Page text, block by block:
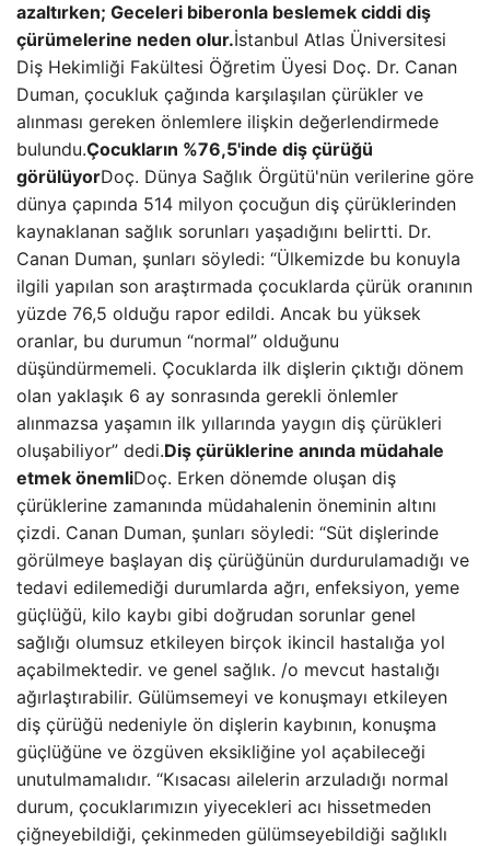
azaltırken; Geceleri biberonla beslemek ciddi diş
çürümelerine neden olur.İstanbul Atlas Üniversitesi
Diş Hekimliği Fakültesi Öğretim Üyesi Doç. Dr. Canan
Duman, çocukluk çağında karşılaşılan çürükler ve
alınması gereken önlemlere ilişkin değerlendirmede
bulundu.Çocukların %76,5'inde diş çürüğü
görülüyorDoç. Dünya Sağlık Örgütü'nün verilerine göre
dünya çapında 514 milyon çocuğun diş çürüklerinden
kaynaklanan sağlık sorunları yaşadığını belirtti. Dr.
Canan Duman, şunları söyledi: “Ülkemizde bu konuyla
ilgili yapılan son araştırmada çocuklarda çürük oranının
yüzde 76,5 olduğu rapor edildi. Ancak bu yüksek
oranlar, bu durumun “normal” olduğunu
düşündürmemeli. Çocuklarda ilk dişlerin çıktığı dönem
olan yaklaşık 6 ay sonrasında gerekli önlemler
alınmazsa yaşamın ilk yıllarında yaygın diş çürükleri
oluşabiliyor” dedi.Diş çürüklerine anında müdahale
etmek önemliDoç. Erken dönemde oluşan diş
çürüklerine zamanında müdahalenin öneminin altını
çizdi. Canan Duman, şunları söyledi: “Süt dişlerinde
görülmeye başlayan diş çürüğünün durdurulamadığı ve
tedavi edilemediği durumlarda ağrı, enfeksiyon, yeme
güçlüğü, kilo kaybı gibi doğrudan sorunlar genel
sağlığı olumsuz etkileyen birçok ikincil hastalığa yol
açabilmektedir. ve genel sağlık. /o mevcut hastalığı
ağırlaştırabilir. Gülümsemeyi ve konuşmayı etkileyen
diş çürüğü nedeniyle ön dişlerin kaybının, konuşma
güçlüğüne ve özgüven eksikliğine yol açabileceği
unutulmamalıdır. “Kısacası ailelerin arzuladığı normal
durum, çocuklarımızın yiyecekleri acı hissetmeden
çiğneyebildiği, çekinmeden gülümseyebildiği sağlıklı